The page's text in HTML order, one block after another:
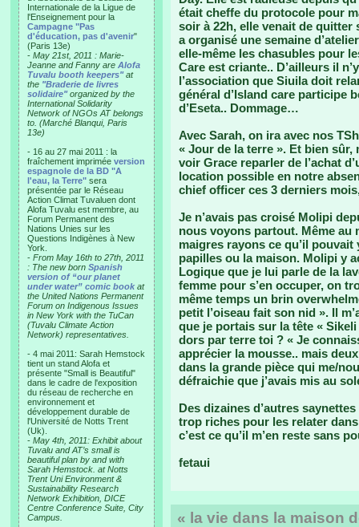
Internationale de la Ligue de
l'Enseignement pour la
Campagne "Pas
d'éducation, pas d'avenir"
(Paris 13e)
- May 21st, 2011 : Marie-
Jeanne and Fanny are Alofa
Tuvalu booth keepers"at
the "Braderie de livres
solidaire"organized by the
International Solidarity
Network of NGOs AT belongs
to. (Marché Blanqui, Paris
13e)
- 16 au 27 mai 2011 : la
fraîchement imprimée version
espagnole de la BD "A
l'eau, la Terre" sera
présentée par le Réseau
Action Climat Tuvaluen dont
Alofa Tuvalu est membre, au
Forum Permanent des
Nations Unies sur les
Questions Indigènes à New
York.
- From May 16th to 27th, 2011
: The new born Spanish
version of “our planet
under water” comic book at
the United Nations Permanent
Forum on Indigenous Issues
in New York with the TuCan
(Tuvalu Climate Action
Network) representatives.
- 4 mai 2011: Sarah Hemstock
tient un stand Alofa et
présente "Small is Beautiful"
dans le cadre de l'exposition
du réseau de recherche en
environnement et
développement durable de
l'Université de Notts Trent
(Uk).
- May 4th, 2011: Exhibit about
Tuvalu and AT’s small is
beautiful plan by and with
Sarah Hemstock. at Notts
Trent Uni Environment &
Sustainability Research
Network Exhibition, DICE
Centre Conference Suite, City
Campus.
était cheffe du protocole pour
soir à 22h, elle venait de quitter
a organisé une semaine
elle-même les chasubles pour
Care est criante.. D’ailleurs il
l’association que Siuila doit
général d’Island care participe
d’Eseta.. Dommage…
Avec Sarah, on ira avec nos
« Jour de la terre ». Et bien
voir Grace reparler de l’achat
location possible en notre
chief officer ces 3 derniers
Je n’avais pas croisé Molipi
nous voyons partout. Même au
maigres rayons ce qu’il
papilles ou la maison. Molipi y
Logique que je lui parle de la
femme pour s’en occuper, on
même temps un brin
petit l’oiseau fait son nid ». Il
que je portais sur la tête «
dors par terre toi ? « Je
apprécier la mousse.. mais
dans la grande pièce qui me/
défraichie que j’avais mis au
Des dizaines d’autres
trop riches pour les relater
c’est ce qu’il m’en reste sans
fetaui
« la vie dans la maison